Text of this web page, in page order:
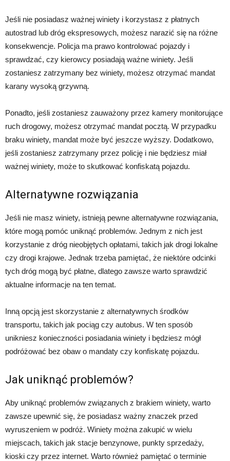
Jeśli nie posiadasz ważnej winiety i korzystasz z płatnych
autostrad lub dróg ekspresowych, możesz narazić się na różne
konsekwencje. Policja ma prawo kontrolować pojazdy i
sprawdzać, czy kierowcy posiadają ważne winiety. Jeśli
zostaniesz zatrzymany bez winiety, możesz otrzymać mandat
karany wysoką grzywną.
Ponadto, jeśli zostaniesz zauważony przez kamery monitorujące
ruch drogowy, możesz otrzymać mandat pocztą. W przypadku
braku winiety, mandat może być jeszcze wyższy. Dodatkowo,
jeśli zostaniesz zatrzymany przez policję i nie będziesz miał
ważnej winiety, może to skutkować konfiskatą pojazdu.
Alternatywne rozwiązania
Jeśli nie masz winiety, istnieją pewne alternatywne rozwiązania,
które mogą pomóc uniknąć problemów. Jednym z nich jest
korzystanie z dróg nieobjętych opłatami, takich jak drogi lokalne
czy drogi krajowe. Jednak trzeba pamiętać, że niektóre odcinki
tych dróg mogą być płatne, dlatego zawsze warto sprawdzić
aktualne informacje na ten temat.
Inną opcją jest skorzystanie z alternatywnych środków
transportu, takich jak pociąg czy autobus. W ten sposób
unikniesz konieczności posiadania winiety i będziesz mógł
podróżować bez obaw o mandaty czy konfiskatę pojazdu.
Jak uniknąć problemów?
Aby uniknąć problemów związanych z brakiem winiety, warto
zawsze upewnić się, że posiadasz ważny znaczek przed
wyruszeniem w podróż. Winiety można zakupić w wielu
miejscach, takich jak stacje benzynowe, punkty sprzedaży,
kioski czy przez internet. Warto również pamiętać o terminie